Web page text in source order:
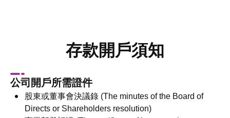
存款開戶須知
公司開戶所需證件
股東或董事會決議錄 (The minutes of the Board of
Directs or Shareholders resolution)